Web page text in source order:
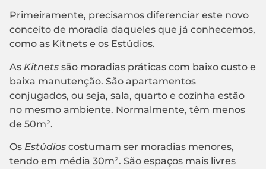
Primeiramente, precisamos diferenciar este novo
conceito de moradia daqueles que já conhecemos,
como as Kitnets e os Estúdios.
As Kitnets são moradias práticas com baixo custo e
baixa manutenção. São apartamentos
conjugados, ou seja, sala, quarto e cozinha estão
no mesmo ambiente. Normalmente, têm menos
de 50m².
Os Estúdios costumam ser moradias menores,
tendo em média 30m². São espaços mais livres